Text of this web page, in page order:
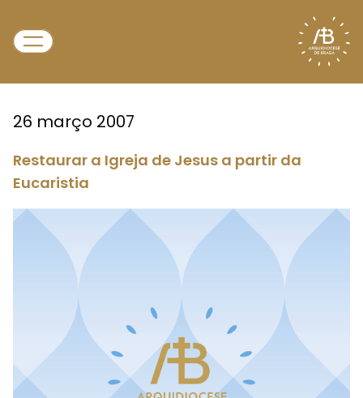
26 março 2007
Restaurar a Igreja de Jesus a partir da
Eucaristia